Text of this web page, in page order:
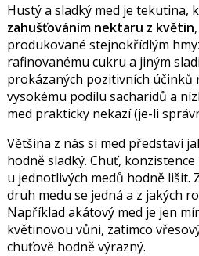
Hustý a sladký med je tekutina,
zahušťováním nektaru z květin
produkované stejnokřídlým
rafinovanému cukru a jiným
prokázaných pozitivních účinků
vysokému podílu sacharidů a
med prakticky nekazí (je-li
Většina z nás si med představí
hodně sladký. Chuť,
u jednotlivých medů hodně lišit.
druh medu se jedná a z jakých
Například akátový med je jen
květinovou vůni, zatímco
chuťově hodně výrazný.